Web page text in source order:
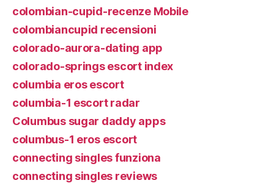
colombian-cupid-recenze Mobile
colombiancupid recensioni
colorado-aurora-dating app
colorado-springs escort index
columbia eros escort
columbia-1 escort radar
Columbus sugar daddy apps
columbus-1 eros escort
connecting singles funziona
connecting singles reviews